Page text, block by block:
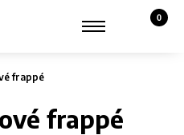
Zobrazit hledání
0
Košík,
frappé
frappé